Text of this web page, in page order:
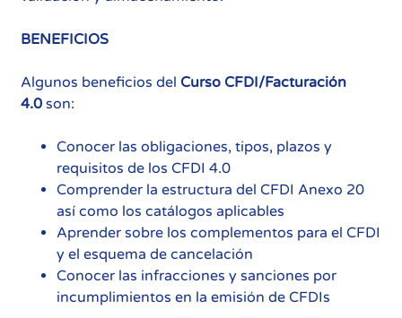
BENEFICIOS
Algunos beneficios del Curso CFDI/Facturación
4.0 son:
Conocer las obligaciones, tipos, plazos y
requisitos de los CFDI 4.0
Comprender la estructura del CFDI Anexo 20
así como los catálogos aplicables
Aprender sobre los complementos para el CFDI
y el esquema de cancelación
Conocer las infracciones y sanciones por
incumplimientos en la emisión de CFDIs